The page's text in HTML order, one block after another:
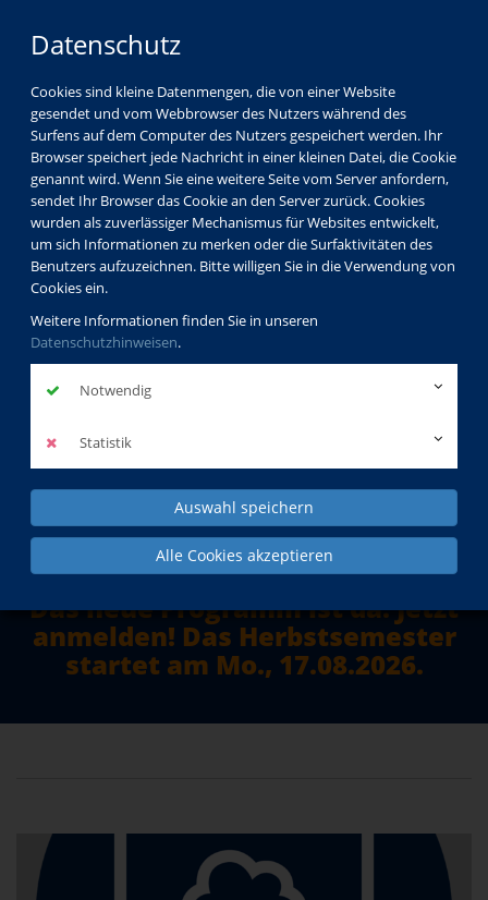
Datenschutz
Cookies sind kleine Datenmengen, die von einer Website
gesendet und vom Webbrowser des Nutzers während des
Surfens auf dem Computer des Nutzers gespeichert werden. Ihr
Browser speichert jede Nachricht in einer kleinen Datei, die Cookie
genannt wird. Wenn Sie eine weitere Seite vom Server anfordern,
sendet Ihr Browser das Cookie an den Server zurück. Cookies
wurden als zuverlässiger Mechanismus für Websites entwickelt,
um sich Informationen zu merken oder die Surfaktivitäten des
Benutzers aufzuzeichnen. Bitte willigen Sie in die Verwendung von
Cookies ein.
Weitere Informationen finden Sie in unseren
Datenschutzhinweisen.
Notwendig
Statistik
Auswahl speichern
Alle Cookies akzeptieren
Deutsch als Zweitsprache - Alphabetisierungskurs
Das neue Programm ist da. Jetzt
anmelden! Das Herbstsemester
startet am Mo., 17.08.2026.